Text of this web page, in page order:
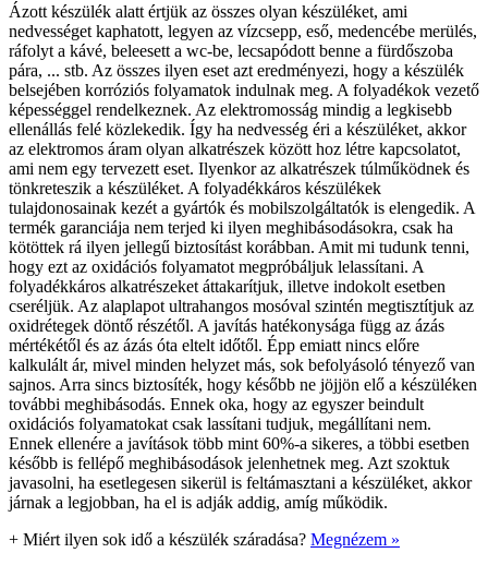
Ázott készülék alatt értjük az összes olyan készüléket, ami
nedvességet kaphatott, legyen az vízcsepp, eső, medencébe merülés,
ráfolyt a kávé, beleesett a wc-be, lecsapódott benne a fürdőszoba
pára, ... stb. Az összes ilyen eset azt eredményezi, hogy a készülék
belsejében korróziós folyamatok indulnak meg. A folyadékok vezető
képességgel rendelkeznek. Az elektromosság mindig a legkisebb
ellenállás felé közlekedik. Így ha nedvesség éri a készüléket, akkor
az elektromos áram olyan alkatrészek között hoz létre kapcsolatot,
ami nem egy tervezett eset. Ilyenkor az alkatrészek túlműködnek és
tönkreteszik a készüléket. A folyadékkáros készülékek
tulajdonosainak kezét a gyártók és mobilszolgáltatók is elengedik. A
termék garanciája nem terjed ki ilyen meghibásodásokra, csak ha
kötöttek rá ilyen jellegű biztosítást korábban. Amit mi tudunk tenni,
hogy ezt az oxidációs folyamatot megpróbáljuk lelassítani. A
folyadékkáros alkatrészeket áttakarítjuk, illetve indokolt esetben
cseréljük. Az alaplapot ultrahangos mosóval szintén megtisztítjuk az
oxidrétegek döntő részétől. A javítás hatékonysága függ az ázás
mértékétől és az ázás óta eltelt időtől. Épp emiatt nincs előre
kalkulált ár, mivel minden helyzet más, sok befolyásoló tényező van
sajnos. Arra sincs biztosíték, hogy később ne jöjjön elő a készüléken
további meghibásodás. Ennek oka, hogy az egyszer beindult
oxidációs folyamatokat csak lassítani tudjuk, megállítani nem.
Ennek ellenére a javítások több mint 60%-a sikeres, a többi esetben
később is fellépő meghibásodások jelenhetnek meg. Azt szoktuk
javasolni, ha esetlegesen sikerül is feltámasztani a készüléket, akkor
járnak a legjobban, ha el is adják addig, amíg működik.
+ Miért ilyen sok idő a készülék száradása? Megnézem »